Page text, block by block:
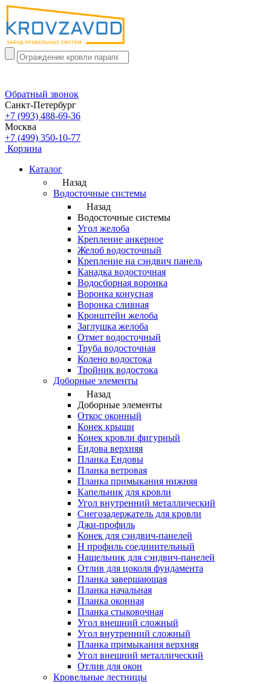
Обратный звонок
Санкт-Петербург
+7 (993) 488-69-36
Москва
+7 (499) 350-10-77
Корзина
Каталог
Назад
Водосточные системы
Назад
Водосточные системы
Угол желоба
Крепление анкерное
Желоб водосточный
Крепление на сэндвич панель
Канадка водосточная
Водосборная воронка
Воронка конусная
Воронка сливная
Кронштейн желоба
Заглушка желоба
Отмет водосточный
Труба водосточная
Колено водостока
Тройник водостока
Доборные элементы
Назад
Доборные элементы
Откос оконный
Конек крыши
Конек кровли фигурный
Ендова верхняя
Планка Ендовы
Планка ветровая
Планка примыкания нижняя
Капельник для кровли
Угол внутренний металлический
Снегозадержатель для кровли
Джи-профиль
Конек для сэндвич-панелей
Н профиль соединительный
Нащельник для сэндвич-панелей
Отлив для цоколя фундамента
Планка завершающая
Планка начальная
Планка оконная
Планка стыковочная
Угол внешний сложный
Угол внутренний сложный
Планка примыкания верхняя
Угол внешний металлический
Отлив для окон
Кровельные лестницы